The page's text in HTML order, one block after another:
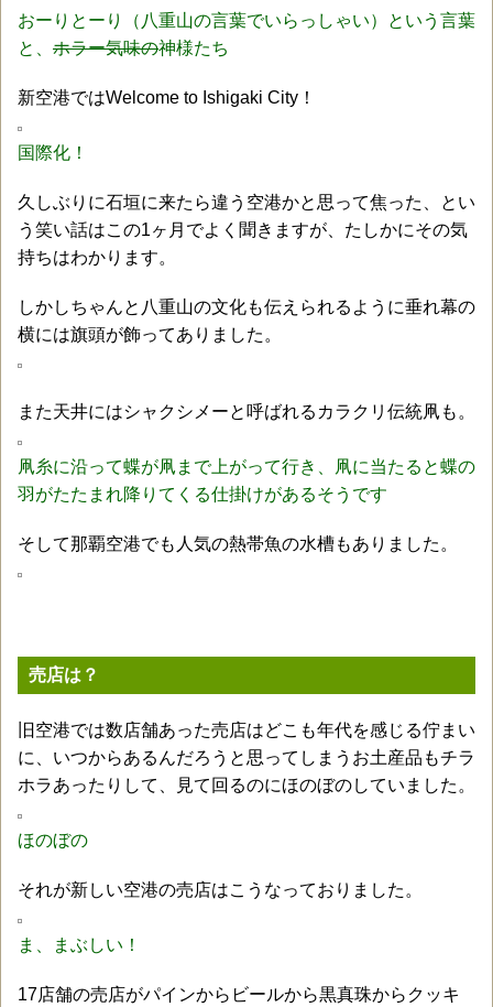
おーりとーり（八重山の言葉でいらっしゃい）という言葉
と、 ホラー気味の神様たち
新空港ではWelcome to Ishigaki City！
国際化！
久しぶりに石垣に来たら違う空港かと思って焦った、とい
う笑い話はこの1ヶ月でよく聞きますが、たしかにその気
持ちはわかります。
しかしちゃんと八重山の文化も伝えられるように垂れ幕の
横には旗頭が飾ってありました。
また天井にはシャクシメーと呼ばれるカラクリ伝統凧も。
凧糸に沿って蝶が凧まで上がって行き、凧に当たると蝶の
羽がたたまれ降りてくる仕掛けがあるそうです
そして那覇空港でも人気の熱帯魚の水槽もありました。
売店は？
旧空港では数店舗あった売店はどこも年代を感じる佇まい
に、いつからあるんだろうと思ってしまうお土産品もチラ
ホラあったりして、見て回るのにほのぼのしていました。
ほのぼの
それが新しい空港の売店はこうなっておりました。
ま、まぶしい！
17店舗の売店がパインからビールから黒真珠からクッキ